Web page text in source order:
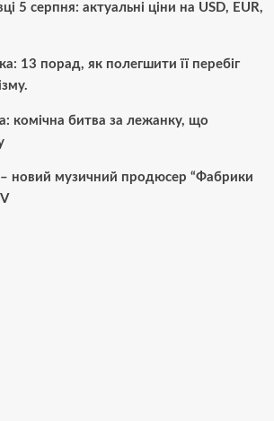
5 серпня: актуальні ціни на USD, EUR,
13 порад, як полегшити її перебіг
комічна битва за лежанку, що
новий музичний продюсер “Фабрики